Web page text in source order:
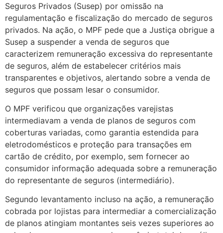
Seguros Privados (Susep) por omissão na
regulamentação e fiscalização do mercado de seguros
privados. Na ação, o MPF pede que a Justiça obrigue a
Susep a suspender a venda de seguros que
caracterizem remuneração excessiva do representante
de seguros, além de estabelecer critérios mais
transparentes e objetivos, alertando sobre a venda de
seguros que possam lesar o consumidor.
O MPF verificou que organizações varejistas
intermediavam a venda de planos de seguros com
coberturas variadas, como garantia estendida para
eletrodomésticos e proteção para transações em
cartão de crédito, por exemplo, sem fornecer ao
consumidor informação adequada sobre a remuneração
do representante de seguros (intermediário).
Segundo levantamento incluso na ação, a remuneração
cobrada por lojistas para intermediar a comercialização
de planos atingiam montantes seis vezes superiores ao